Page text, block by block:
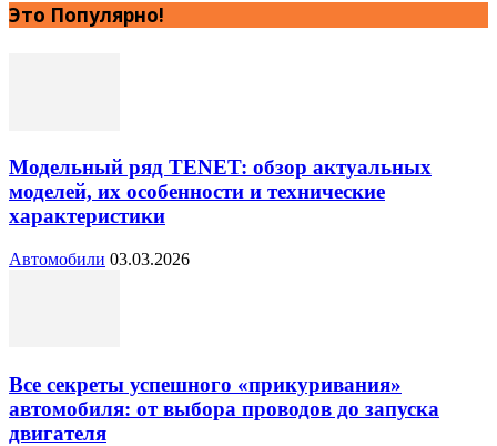
Это Популярно!
Модельный ряд TENET: обзор актуальных
моделей, их особенности и технические
характеристики
Автомобили 03.03.2026
Все секреты успешного «прикуривания»
автомобиля: от выбора проводов до запуска
двигателя